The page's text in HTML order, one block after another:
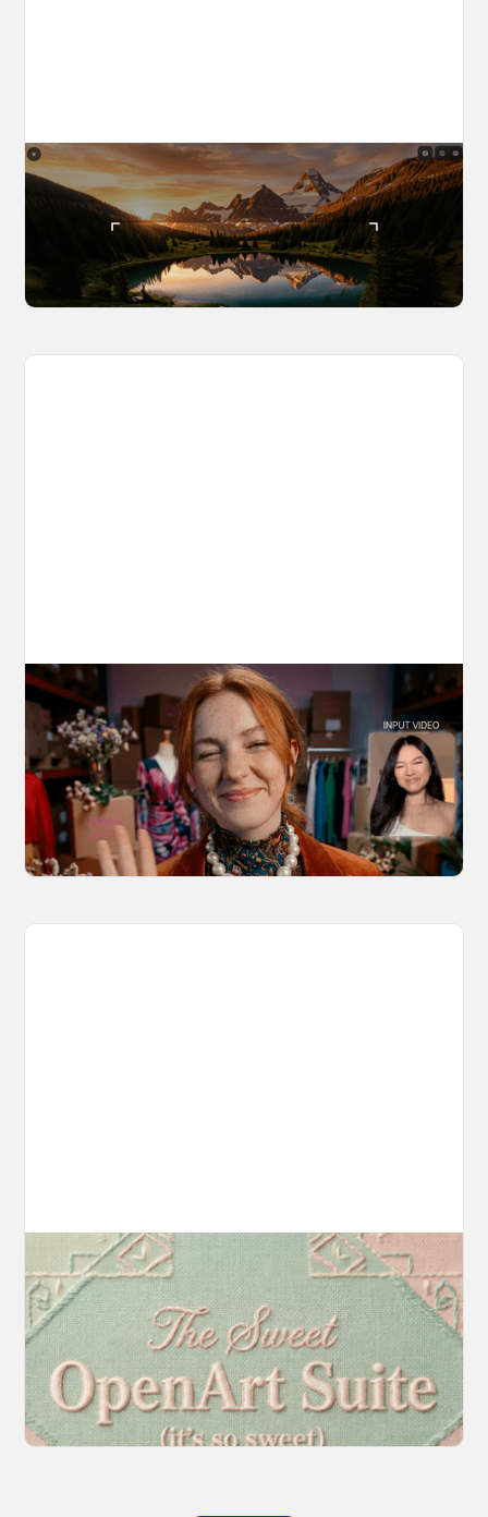
The World Builder's Handbook
Build a world once, shoot from it forever. Your
complete guide to creating, navigating, and
capturing inside OpenArt Worlds.
March 25, 2026
10 Types of Videos You Can Create with
Kling 3.0 Motion Control
Discover 10 video types you can create using
Kling 3.0 Motion Control on OpenArt, from
marketing to storytelling with amazingly
consistent motion and identity.
March 20, 2026
Introducing OpenArt Suite: Create
Without the Chaos
Every tool you need, finally in one place. We
fundamentally rearchitected the OpenArt
creation experience so your workflow finally
moves as fast as your ideas do.
March 20, 2026